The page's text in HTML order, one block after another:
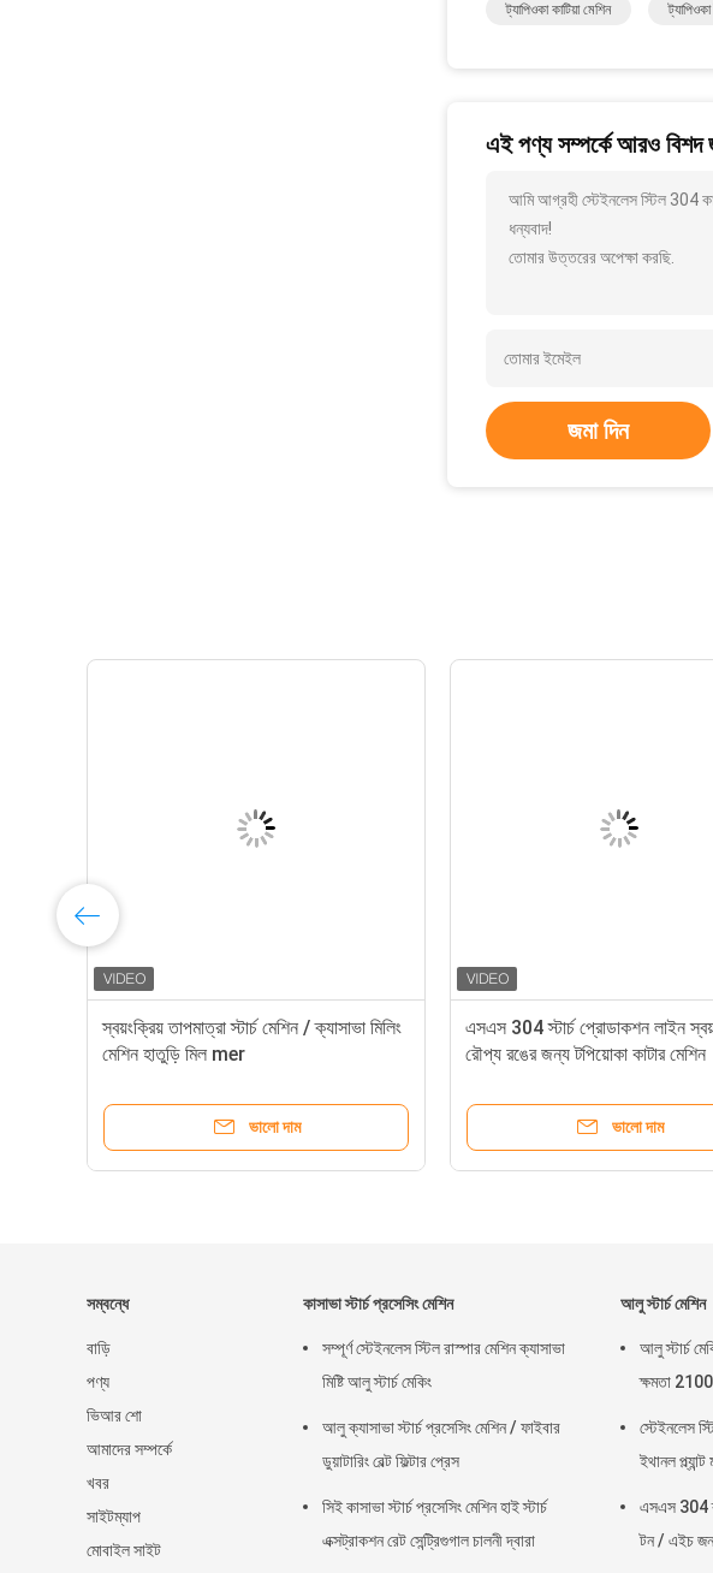
ট্যাপিওকা কাটিয়া মেশিন
এই পণ্য সম্পর্কে আরও বিশদ
আমি আগ্রহী স্টেইনলেস স্টিল 304
ধন্যবাদ!
তোমার উত্তরের অপেক্ষা করছি.
জমা দিন
স্বয়ংক্রিয় তাপমাত্রা স্টার্চ মেশিন / ক্যাসাভা মিলিং
মেশিন হাতুড়ি মিল mer
ভালো দাম
এসএস 304 স্টার্চ প্রোডাকশন লাইন
রৌপ্য রঙের জন্য টপিয়োকা কাটার মেশিন
ভালো দাম
সম্বন্ধে
বাড়ি
পণ্য
ভিআর শো
আমাদের সম্পর্কে
খবর
সাইটম্যাপ
মোবাইল সাইট
কাসাভা স্টার্চ প্রসেসিং মেশিন
সম্পূর্ণ স্টেইনলেস স্টিল রাস্পার মেশিন ক্যাসাভা
মিষ্টি আলু স্টার্চ মেকিং
আলু ক্যাসাভা স্টার্চ প্রসেসিং মেশিন / ফাইবার
ডুয়াটারিং বেল্ট ফিল্টার প্রেস
সিই কাসাভা স্টার্চ প্রসেসিং মেশিন হাই স্টার্চ
এক্সট্রাকশন রেট সেন্ট্রিগুগাল চালনী দ্বারা
আলু স্টার্চ মেশিন
আলু স্টার্চ
ক্ষমতা
স্টেইনলেস
ইথানল প্ল্যান্ট
এসএস 304
টন / এইচ